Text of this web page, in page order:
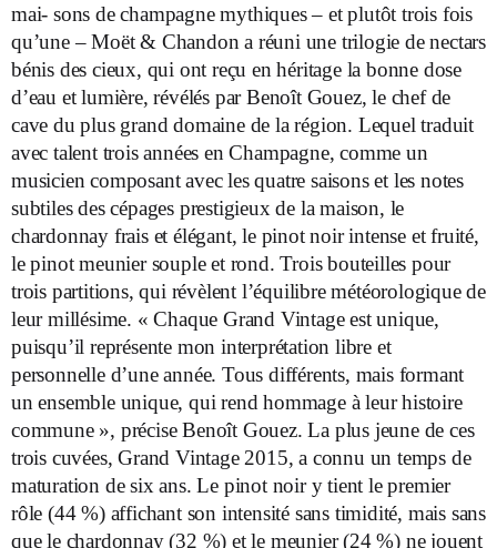
mai- sons de champagne mythiques – et plutôt trois fois
qu’une – Moët & Chandon a réuni une trilogie de nectars
bénis des cieux, qui ont reçu en héritage la bonne dose
d’eau et lumière, révélés par Benoît Gouez, le chef de
cave du plus grand domaine de la région. Lequel traduit
avec talent trois années en Champagne, comme un
musicien composant avec les quatre saisons et les notes
subtiles des cépages prestigieux de la maison, le
chardonnay frais et élégant, le pinot noir intense et fruité,
le pinot meunier souple et rond. Trois bouteilles pour
trois partitions, qui révèlent l’équilibre météorologique de
leur millésime. « Chaque Grand Vintage est unique,
puisqu’il représente mon interprétation libre et
personnelle d’une année. Tous différents, mais formant
un ensemble unique, qui rend hommage à leur histoire
commune », précise Benoît Gouez. La plus jeune de ces
trois cuvées, Grand Vintage 2015, a connu un temps de
maturation de six ans. Le pinot noir y tient le premier
rôle (44 %) affichant son intensité sans timidité, mais sans
que le chardonnay (32 %) et le meunier (24 %) ne jouent